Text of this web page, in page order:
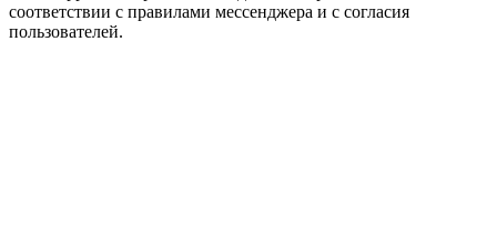
соответствии с правилами мессенджера и с согласия
пользователей.